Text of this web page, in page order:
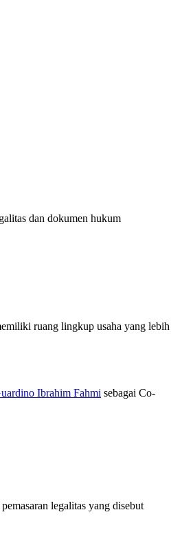
dan dokumen hukum
ruang lingkup usaha yang lebih
Ibrahim Fahmi sebagai Co-
legalitas yang disebut